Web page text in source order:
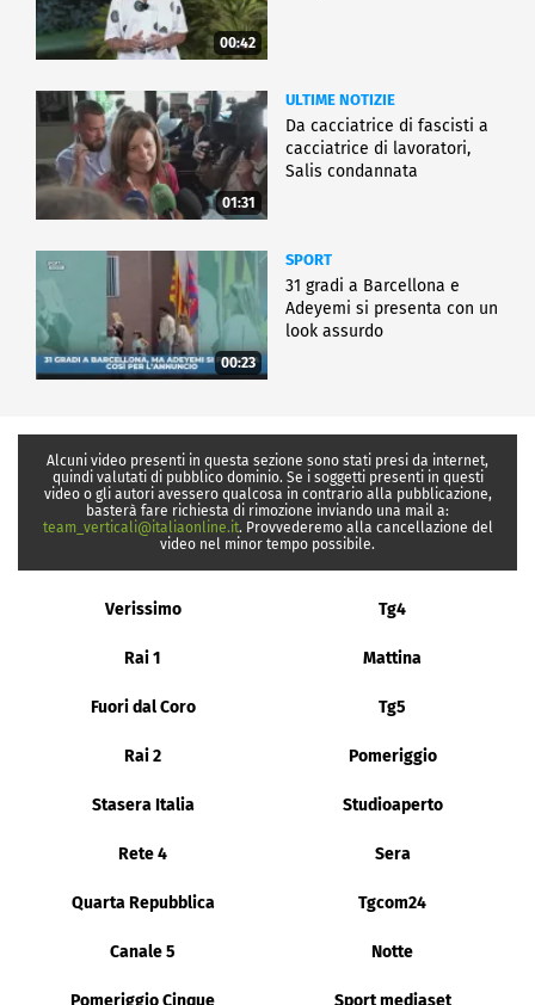
00:42
01:31
ULTIME NOTIZIE
Da cacciatrice di fascisti a
cacciatrice di lavoratori,
Salis condannata
00:23
SPORT
31 gradi a Barcellona e
Adeyemi si presenta con un
look assurdo
Alcuni video presenti in questa sezione sono stati presi da internet,
quindi valutati di pubblico dominio. Se i soggetti presenti in questi
video o gli autori avessero qualcosa in contrario alla pubblicazione,
basterà fare richiesta di rimozione inviando una mail a:
team_verticali@italiaonline.it. Provvederemo alla cancellazione del
video nel minor tempo possibile.
Verissimo Tg4
Rai 1 Mattina
Fuori dal Coro Tg5
Rai 2 Pomeriggio
Stasera Italia Studioaperto
Rete 4 Sera
Quarta Repubblica Tgcom24
Canale 5 Notte
Pomeriggio Cinque Sport mediaset